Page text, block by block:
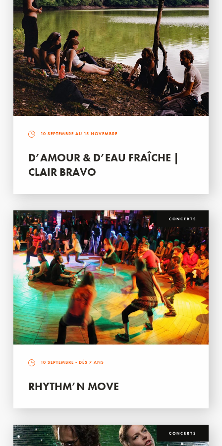
10 SEPTEMBRE AU 15 NOVEMBRE
D’AMOUR & D’EAU FRAÎCHE |
CLAIR BRAVO
CONCERTS
10 SEPTEMBRE - DÈS 7 ANS
RHYTHM’N MOVE
CONCERTS